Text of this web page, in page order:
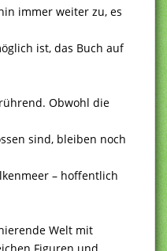
immer weiter zu, es
ist, das Buch auf
Obwohl die
sind, bleiben noch
– hoffentlich
Welt mit